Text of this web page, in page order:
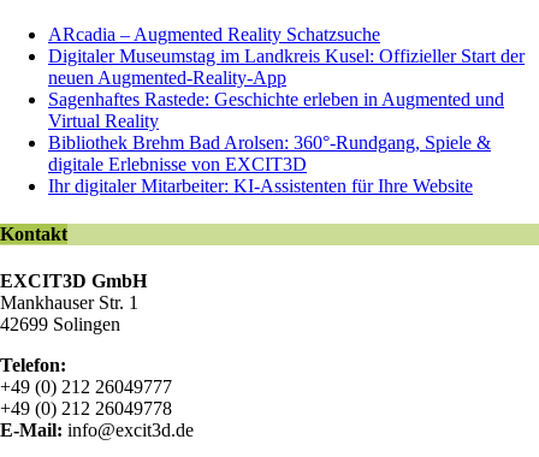
ARcadia – Augmented Reality Schatzsuche
Digitaler Museumstag im Landkreis Kusel: Offizieller Start der
neuen Augmented-Reality-App
Sagenhaftes Rastede: Geschichte erleben in Augmented und
Virtual Reality
Bibliothek Brehm Bad Arolsen: 360°-Rundgang, Spiele &
digitale Erlebnisse von EXCIT3D
Ihr digitaler Mitarbeiter: KI-Assistenten für Ihre Website
Kontakt
EXCIT3D GmbH
Mankhauser Str. 1
42699 Solingen
Telefon:
+49 (0) 212 26049777
+49 (0) 212 26049778
E-Mail: info@excit3d.de